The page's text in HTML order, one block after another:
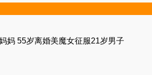
妈 55岁离婚美魔女征服21岁男子